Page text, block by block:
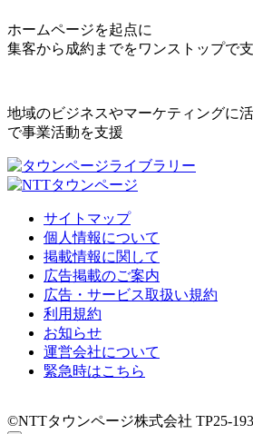
ホームページを起点に
集客から成約までをワンストップで
地域のビジネスやマーケティングに
で事業活動を支援
サイトマップ
個人情報について
掲載情報に関して
広告掲載のご案内
広告・サービス取扱い規約
利用規約
お知らせ
運営会社について
緊急時はこちら
©NTTタウンページ株式会社 TP25-193